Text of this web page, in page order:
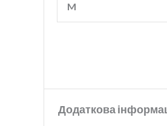
M
Додаткова